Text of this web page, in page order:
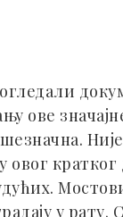
ове
у рату.